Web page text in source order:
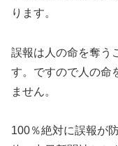
ります。
誤報は人の命を奪う
す。ですので人の命
ません。
100％絶対に誤報が